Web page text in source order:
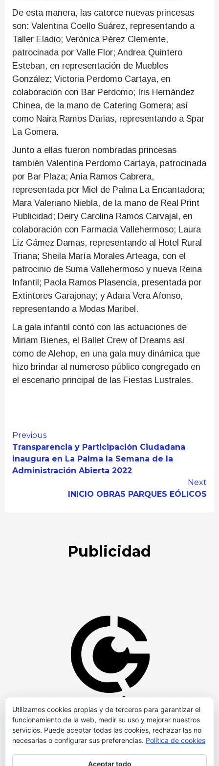
De esta manera, las catorce nuevas princesas
son: Valentina Coello Suárez, representando a
Taller Eladio; Verónica Pérez Clemente,
patrocinada por Valle Flor; Andrea Quintero
Esteban, en representación de Muebles
González; Victoria Perdomo Cartaya, en
colaboración con Bar Perdomo; Iris Hernández
Chinea, de la mano de Catering Gomera; así
como Naira Ramos Darias, representando a Spar
La Gomera.
Junto a ellas fueron nombradas princesas
también Valentina Perdomo Cartaya, patrocinada
por Bar Plaza; Ania Ramos Cabrera,
representada por Miel de Palma La Encantadora;
Mara Valeriano Niebla, de la mano de Real Print
Publicidad; Deiry Carolina Ramos Carvajal, en
colaboración con Farmacia Vallehermoso; Laura
Liz Gámez Damas, representando al Hotel Rural
Triana; Sheila María Morales Arteaga, con el
patrocinio de Suma Vallehermoso y nueva Reina
Infantil; Paola Ramos Plasencia, presentada por
Extintores Garajonay; y Adara Vera Afonso,
representando a Modas Maribel.
La gala infantil contó con las actuaciones de
Miriam Bienes, el Ballet Crew of Dreams así
como de Alehop, en una gala muy dinámica que
hizo brindar al numeroso público congregado en
el escenario principal de las Fiestas Lustrales.
Continue
Reading
Previous
Transparencia y Participación Ciudadana
inaugura en La Palma la Semana de la
Administración Abierta 2022
Next
INICIO OBRAS PARQUES EÓLICOS
Publicidad
Utilizamos cookies propias y de terceros para garantizar el
funcionamiento de la web, medir su uso y mejorar nuestros
servicios. Puede aceptar todas las cookies, rechazar las no
necesarias o configurar sus preferencias. Política de cookies
Aceptar todo